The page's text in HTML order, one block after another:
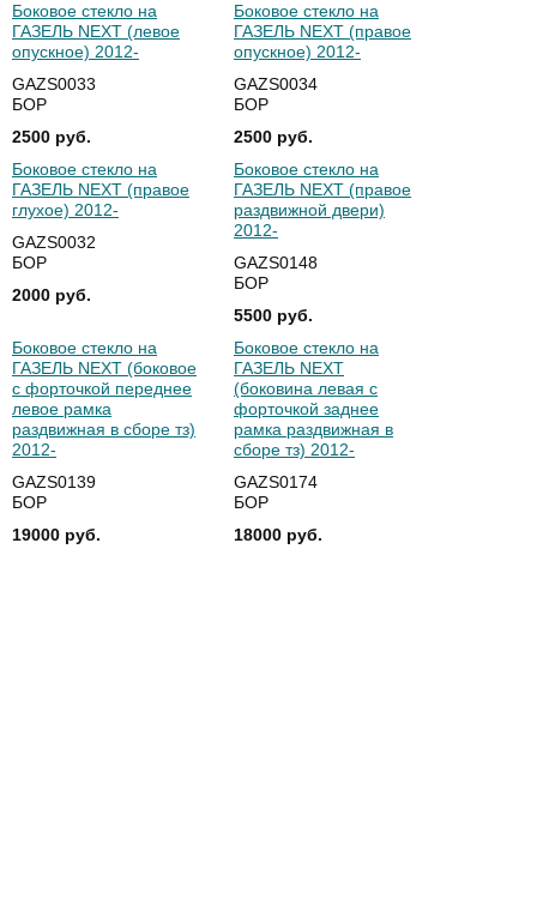
Боковое стекло на
ГАЗЕЛЬ NEXT (левое
опускное) 2012-
GAZS0033
БОР
2500 руб.
Боковое стекло на
ГАЗЕЛЬ NEXT (правое
опускное) 2012-
GAZS0034
БОР
2500 руб.
Боковое стекло на
ГАЗЕЛЬ NEXT (правое
глухое) 2012-
GAZS0032
БОР
2000 руб.
Боковое стекло на
ГАЗЕЛЬ NEXT (правое
раздвижной двери)
2012-
GAZS0148
БОР
5500 руб.
Боковое стекло на
ГАЗЕЛЬ NEXT (боковое
с форточкой переднее
левое рамка
раздвижная в сборе тз)
2012-
GAZS0139
БОР
19000 руб.
Боковое стекло на
ГАЗЕЛЬ NEXT
(боковина левая с
форточкой заднее
рамка раздвижная в
сборе тз) 2012-
GAZS0174
БОР
18000 руб.